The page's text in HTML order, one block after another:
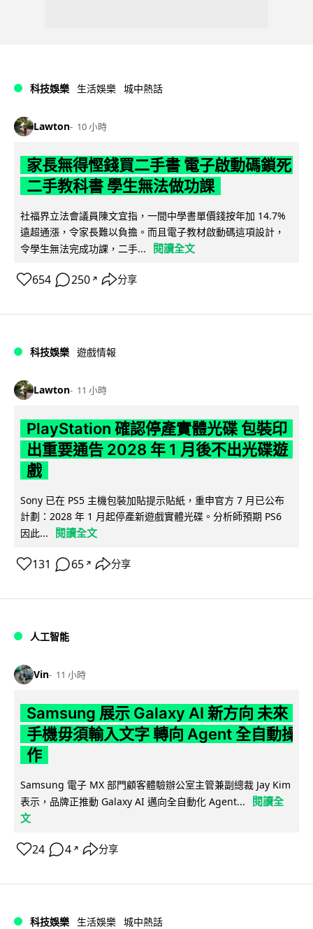
科技娛樂 生活娛樂 城中熱話
Lawton 10 小時
家長無得慳錢買二手書 電子啟動碼鎖死
二手教科書 學生無法做功課
社福界立法會議員陳文宜指，一間中學書單價錢按年加 14.7%
遠超通漲，令家長難以負擔。而且電子教材啟動碼這項設計，
令學生無法完成功課，二手...
閱讀全文
654 250 ↗ 分享
科技娛樂 遊戲情報
Lawton 11 小時
PlayStation 確認停產實體光碟 包裝印
出重要通告 2028 年 1 月後不出光碟遊
戲
Sony 已在 PS5 主機包裝加貼提示貼紙，重申官方 7 月已公布
計劃：2028 年 1 月起停產新遊戲實體光碟。分析師預期 PS6
因此...
閱讀全文
131 65 ↗ 分享
人工智能
Vin 11 小時
Samsung 展示 Galaxy AI 新方向 未來
手機毋須輸入文字 轉向 Agent 全自動操
作
Samsung 電子 MX 部門顧客體驗辦公室主管兼副總裁 Jay Kim
表示，品牌正推動 Galaxy AI 邁向全自動化 Agent...
閱讀全
文
24 4 ↗ 分享
科技娛樂 生活娛樂 城中熱話